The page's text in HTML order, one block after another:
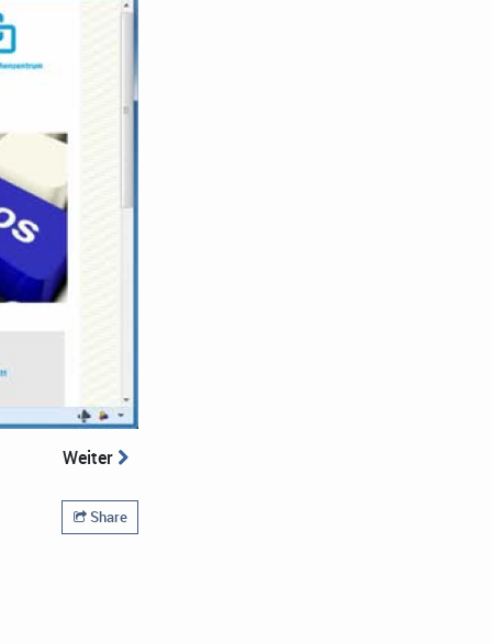
Weiter
Share